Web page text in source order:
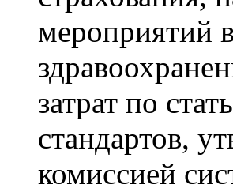
мероприятий
затрат по
стандартов,
комиссией